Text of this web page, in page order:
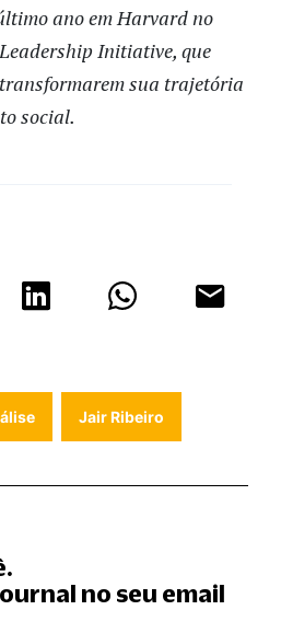
ano em Harvard no
Initiative, que
sua trajetória
social.
Jair Ribeiro
no seu email